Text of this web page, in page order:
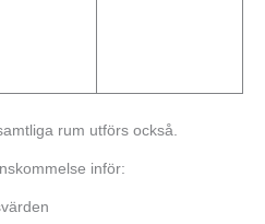
rum utförs också.
inför: